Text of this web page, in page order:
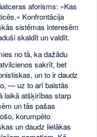
aforisms: «Kas
Konfrontācija
sistēmas interesēm
skaldīt un valdīt.
no tā, ka dažādu
sakrīt, bet
un to ir daudz
— uz to arī balstās
laikā atšķirības starp
un tās pašas
korumpēto
un daudz lielākas